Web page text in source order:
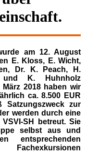
am 12. August
E. Kloss, E. Wicht,
Dr. K. Peach, H.
und K. Huhnholz
2018 haben wir
ca. 8.500 EUR
Satzungszweck zur
werden durch eine
SH betreut. Sie
selbst aus und
entsprechenden